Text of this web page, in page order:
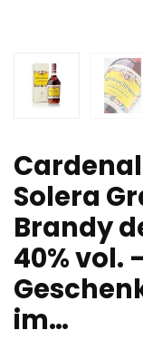
Solera
Brandy
40% vol.
im…